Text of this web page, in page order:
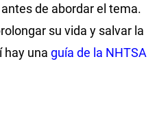
de abordar el tema.
su vida y salvar la
hay una guía de la NHTSA